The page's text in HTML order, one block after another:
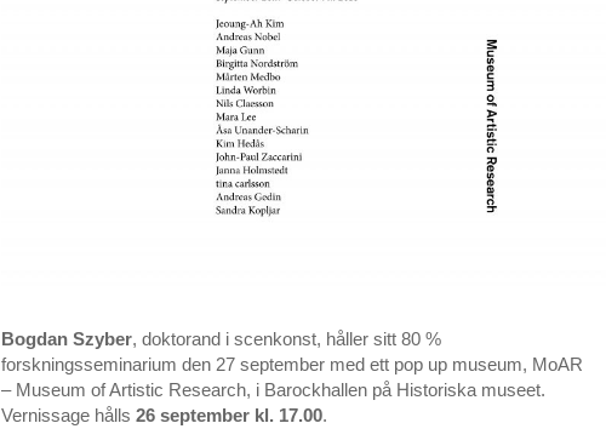
Bogdan Szyber, doktorand i scenkonst, håller sitt 80 %
forskningsseminarium den 27 september med ett pop up museum, MoAR
– Museum of Artistic Research, i Barockhallen på Historiska museet.
Vernissage hålls 26 september kl. 17.00.